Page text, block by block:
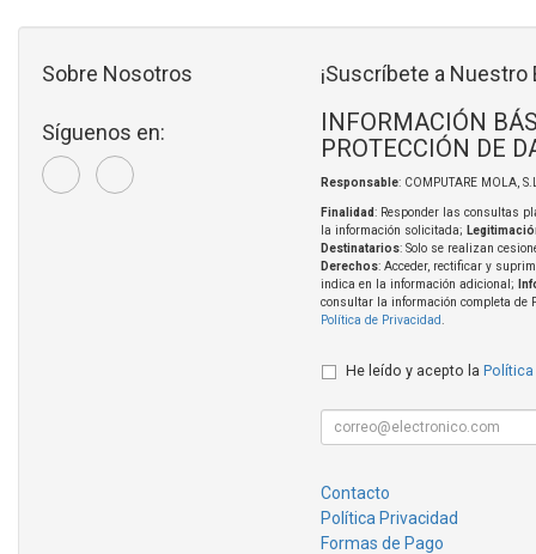
Sobre Nosotros
Síguenos en:
¡Suscríbete a Nuestro
INFORMACIÓN
PROTECCIÓN DE
Responsable: COMPUTARE MOLA,
Finalidad: Responder las consultas
la información solicitada;
Destinatarios: Solo se realizan
Derechos: Acceder, rectificar y
indica en la información adicional;
consultar la información completa de
Política de Privacidad.
He leído y acepto la Política
Contacto
Política Privacidad
Formas de Pago